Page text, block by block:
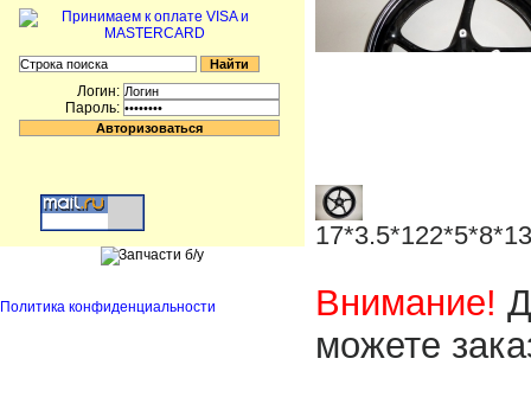
Внимание!
можете
Логин:
Пароль:
Политика конфиденциальности